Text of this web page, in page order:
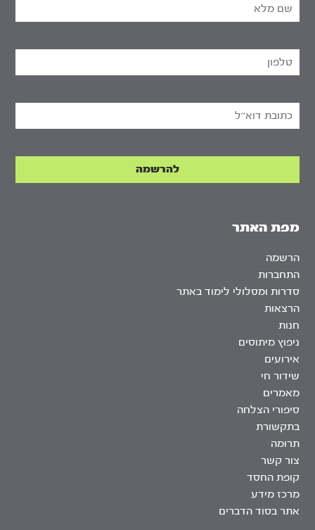
מפת האתר
הרשמה
התחברות
סדרות ומסלולי לימוד באתר
הרצאות
חנות
ניפוץ מיתוסים
אירועים
שידור חי
מאמרים
סיפורי הצלחה
בתקשורת
תרומה
צור קשר
קופת החסד
מרכז מידע
אתר בסוד הדברים